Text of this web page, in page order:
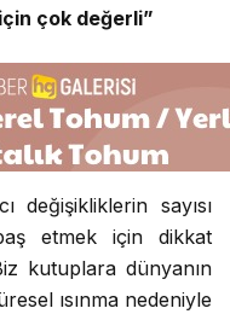
çok değerli”
değişikliklerin sayısı
etmek için dikkat
kutuplara dünyanın
ısınma nedeniyle